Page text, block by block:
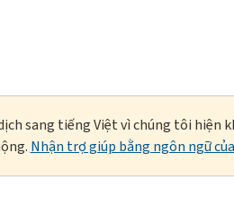
sang tiếng Việt vì chúng tôi hiện
Nhận trợ giúp bằng ngôn ngữ